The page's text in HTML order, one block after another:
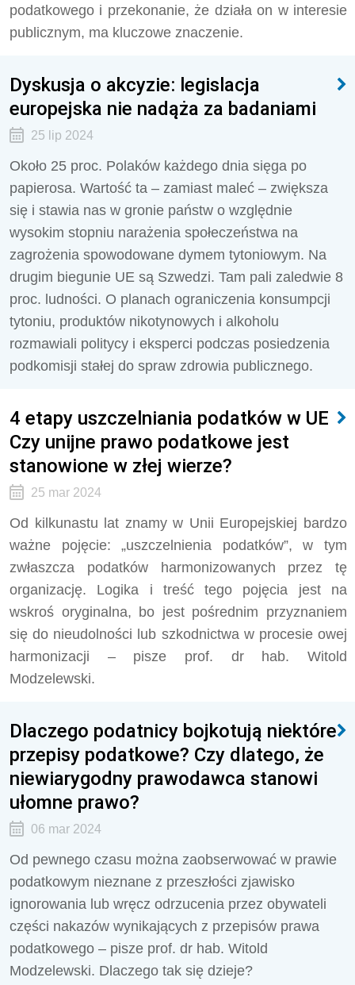
podatkowego i przekonanie, że działa on w interesie
publicznym, ma kluczowe znaczenie.
Dyskusja o akcyzie: legislacja
europejska nie nadąża za badaniami
25 lip 2024
Około 25 proc. Polaków każdego dnia sięga po
papierosa. Wartość ta – zamiast maleć – zwiększa
się i stawia nas w gronie państw o względnie
wysokim stopniu narażenia społeczeństwa na
zagrożenia spowodowane dymem tytoniowym. Na
drugim biegunie UE są Szwedzi. Tam pali zaledwie 8
proc. ludności. O planach ograniczenia konsumpcji
tytoniu, produktów nikotynowych i alkoholu
rozmawiali politycy i eksperci podczas posiedzenia
podkomisji stałej do spraw zdrowia publicznego.
4 etapy uszczelniania podatków w UE
Czy unijne prawo podatkowe jest
stanowione w złej wierze?
25 mar 2024
Od kilkunastu lat znamy w Unii Europejskiej bardzo
ważne pojęcie: „uszczelnienia podatków”, w tym
zwłaszcza podatków harmonizowanych przez tę
organizację. Logika i treść tego pojęcia jest na
wskroś oryginalna, bo jest pośrednim przyznaniem
się do nieudolności lub szkodnictwa w procesie owej
harmonizacji – pisze prof. dr hab. Witold
Modzelewski.
Dlaczego podatnicy bojkotują niektóre
przepisy podatkowe? Czy dlatego, że
niewiarygodny prawodawca stanowi
ułomne prawo?
06 mar 2024
Od pewnego czasu można zaobserwować w prawie
podatkowym nieznane z przeszłości zjawisko
ignorowania lub wręcz odrzucenia przez obywateli
części nakazów wynikających z przepisów prawa
podatkowego – pisze prof. dr hab. Witold
Modzelewski. Dlaczego tak się dzieje?